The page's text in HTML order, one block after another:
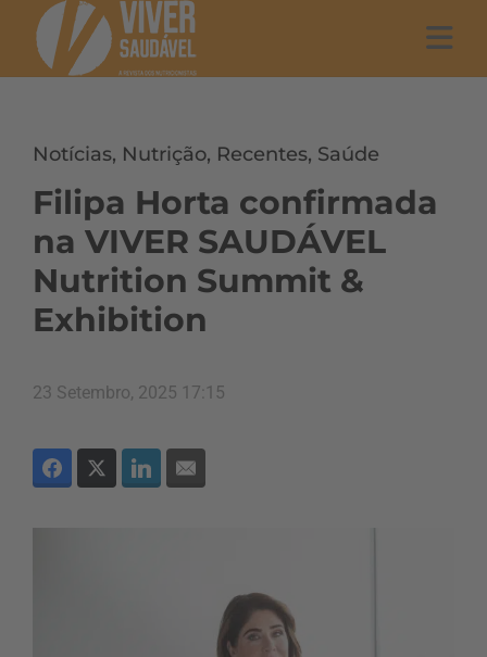
Notícias, Nutrição, Recentes, Saúde
Filipa Horta confirmada
na VIVER SAUDÁVEL
Nutrition Summit &
Exhibition
23 Setembro, 2025 17:15